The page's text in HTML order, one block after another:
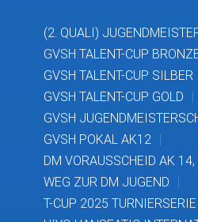
(2. QUALI)
GVSH TALENT-CUP
GVSH TALENT-CUP SILBER
GVSH TALENT-CUP GOLD
GVSH
GVSH POKAL AK12
DM VORAUSSCHEID AK
WEG ZUR DM JUGEND
T-CUP 2025 TURNIERSERIE